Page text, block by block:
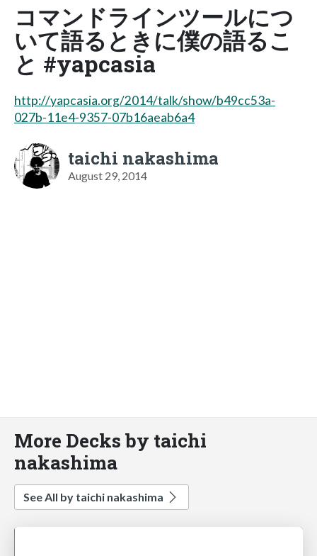
コマンドラインツールにつ
いて語るときに僕の語るこ
と #yapcasia
http://yapcasia.org/2014/talk/show/b49cc53a-
027b-11e4-9357-07b16aeab6a4
taichi nakashima
August 29, 2014
More Decks by taichi
nakashima
See All by taichi nakashima